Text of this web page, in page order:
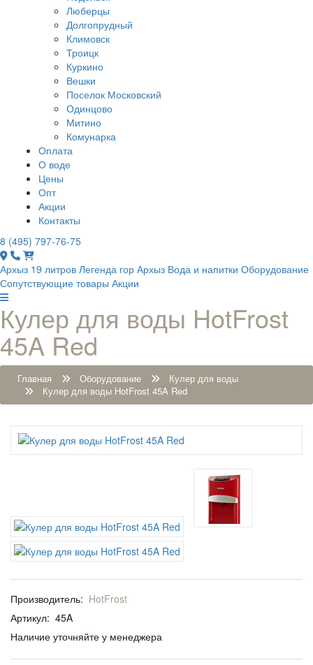
Люберцы
Долгопрудный
Климовск
Троицк
Куркино
Вешки
Поселок Московский
Одинцово
Митино
Комунарка
Оплата
О воде
Цены
Опт
Акции
Контакты
8 (495) 797-76-75
Архыз 19 литров Легенда гор Архыз Вода и напитки Оборудование
Сопутствующие товары Акции
Кулер для воды HotFrost
45A Red
Главная Оборудование
Кулер для воды
Кулер для воды HotFrost 45A Red
Производитель: HotFrost
Артикул: 45A
Наличие уточняйте у менеджера